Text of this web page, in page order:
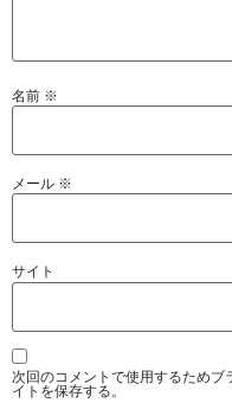
名前 ※
メール ※
サイト
次回のコメントで使用するため
イトを保存する。